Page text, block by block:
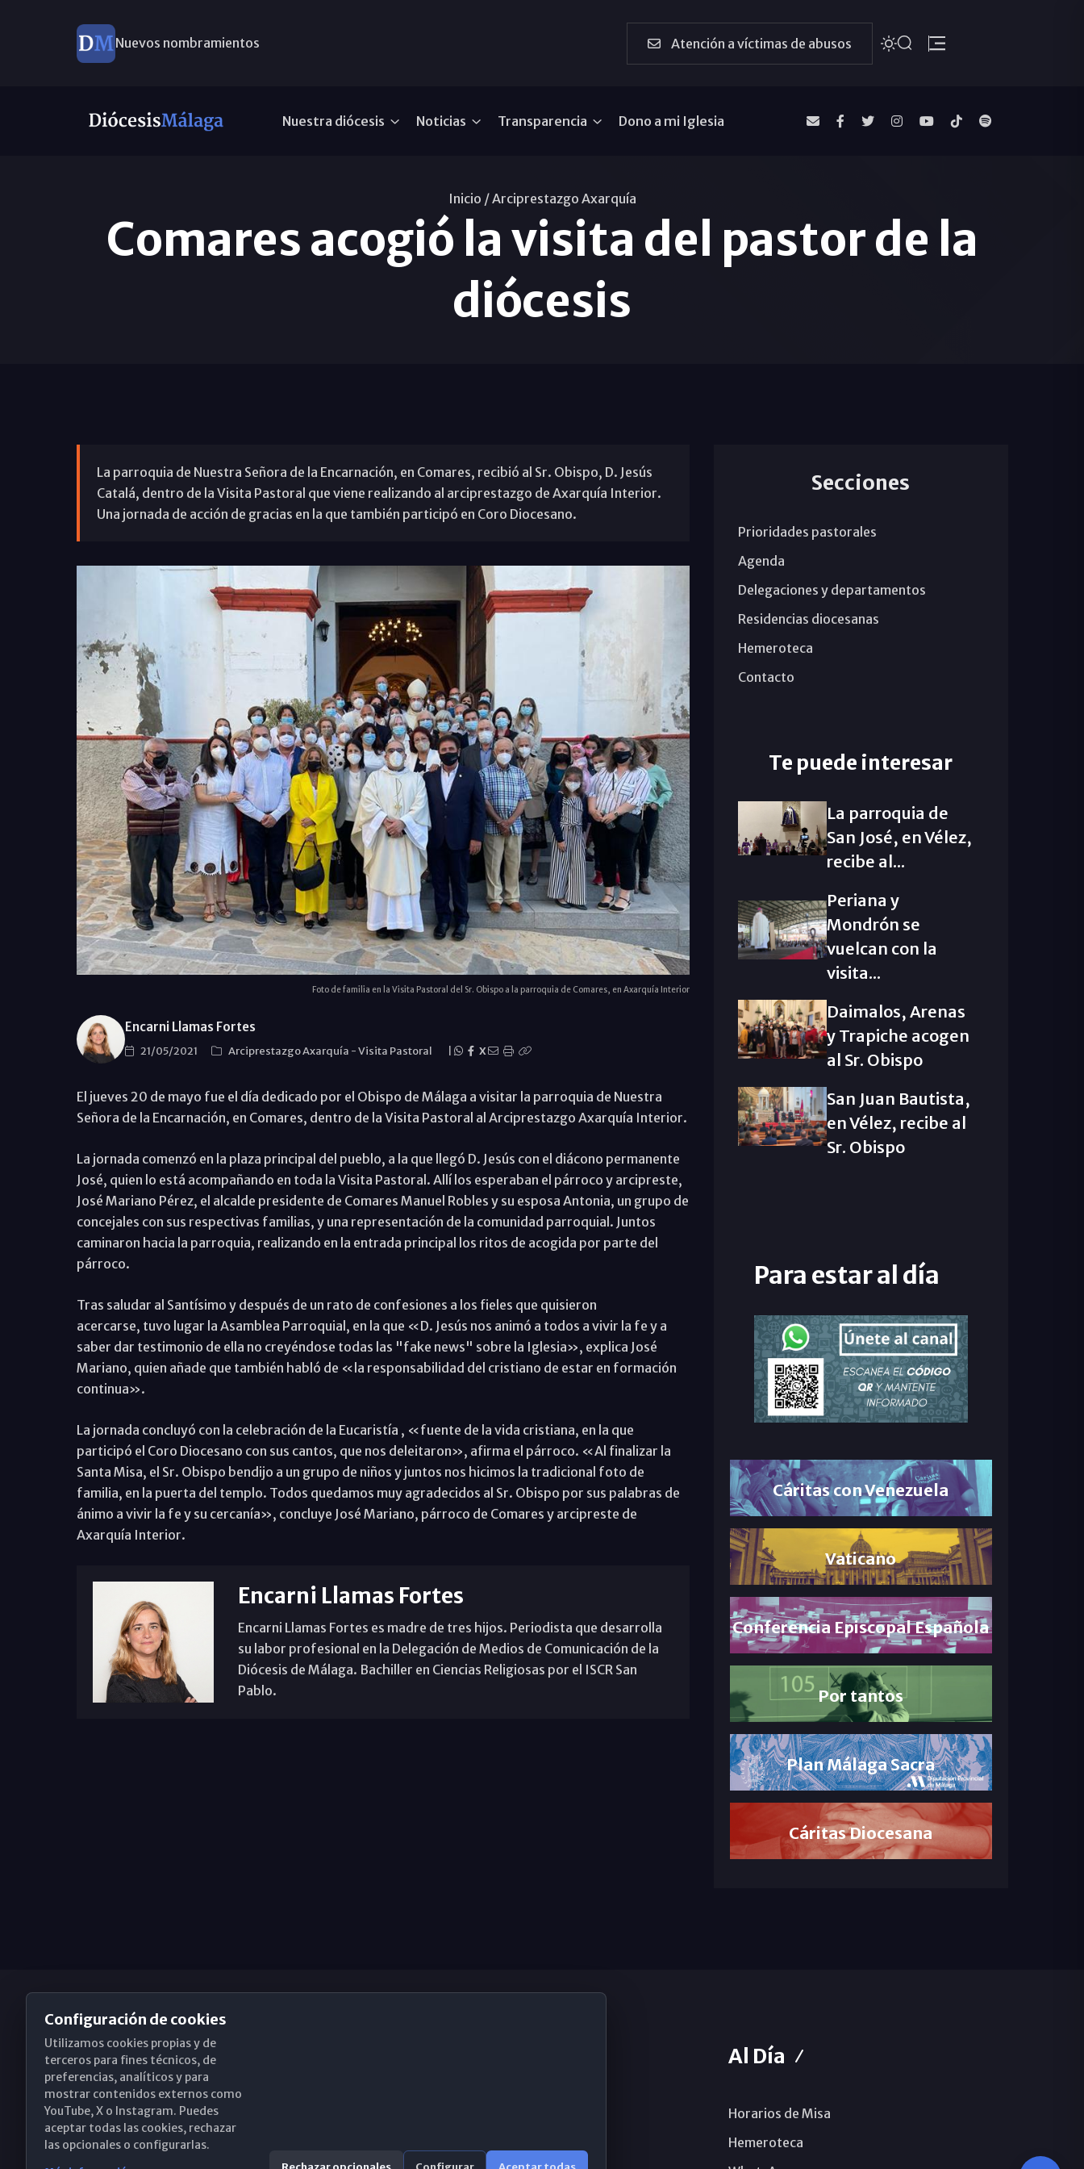
Nuevos nombramientos Atención a víctimas de abusos
Nuestra diócesis Noticias Transparencia Dono a mi Iglesia
Inicio /Arciprestazgo Axarquía
Comares acogió la visita del pastor de la
diócesis
La parroquia de Nuestra Señora de la Encarnación, en Comares, recibió al Sr. Obispo, D. Jesús
Catalá, dentro de la Visita Pastoral que viene realizando al arciprestazgo de Axarquía Interior.
Una jornada de acción de gracias en la que también participó en Coro Diocesano.
Foto de familia en la Visita Pastoral del Sr. Obispo a la parroquia de Comares, en Axarquía Interior
Encarni Llamas Fortes
21/05/2021 Arciprestazgo Axarquía -Visita Pastoral X
El jueves 20 de mayo fue el día dedicado por el Obispo de Málaga a visitar la parroquia de Nuestra
Señora de la Encarnación, en Comares, dentro de la Visita Pastoral al Arciprestazgo Axarquía Interior.
La jornada comenzó en la plaza principal del pueblo, a la que llegó D. Jesús con el diácono permanente
José, quien lo está acompañando en toda la Visita Pastoral. Allí los esperaban el párroco y arcipreste,
José Mariano Pérez, el alcalde presidente de Comares Manuel Robles y su esposa Antonia, un grupo de
concejales con sus respectivas familias, y una representación de la comunidad parroquial. Juntos
caminaron hacia la parroquia, realizando en la entrada principal los ritos de acogida por parte del
párroco.
Tras saludar al Santísimo y después de un rato de confesiones a los fieles que quisieron
acercarse, tuvo lugar la Asamblea Parroquial, en la que «D. Jesús nos animó a todos a vivir la fe y a
saber dar testimonio de ella no creyéndose todas las "fake news" sobre la Iglesia», explica José
Mariano, quien añade que también habló de «la responsabilidad del cristiano de estar en formación
continua».
La jornada concluyó con la celebración de la Eucaristía , «fuente de la vida cristiana, en la que
participó el Coro Diocesano con sus cantos, que nos deleitaron», afirma el párroco. «Al finalizar la
Santa Misa, el Sr. Obispo bendijo a un grupo de niños y juntos nos hicimos la tradicional foto de
familia, en la puerta del templo. Todos quedamos muy agradecidos al Sr. Obispo por sus palabras de
ánimo a vivir la fe y su cercanía», concluye José Mariano, párroco de Comares y arcipreste de
Axarquía Interior.
Encarni Llamas Fortes
Encarni Llamas Fortes es madre de tres hijos. Periodista que desarrolla
su labor profesional en la Delegación de Medios de Comunicación de la
Diócesis de Málaga. Bachiller en Ciencias Religiosas por el ISCR San
Pablo.
Secciones
Prioridades pastorales
Agenda
Delegaciones y departamentos
Residencias diocesanas
Hemeroteca
Contacto
Te puede interesar
La parroquia de
San José, en Vélez,
recibe al...
Periana y
Mondrón se
vuelcan con la
visita...
Daimalos, Arenas
y Trapiche acogen
al Sr. Obispo
San Juan Bautista,
en Vélez, recibe al
Sr. Obispo
Para estar al día
Cáritas con Venezuela
Vaticano
Conferencia Episcopal Española
Por tantos
Plan Málaga Sacra
Cáritas Diocesana
Obispado de Málaga
Santa María, 18-20. 29015 Málaga
(+34) 952 224 386
Al Día
Horarios de Misa
Hemeroteca
Configuración de cookies
Utilizamos cookies propias y de
terceros para fines técnicos, de
preferencias, analíticos y para
mostrar contenidos externos como
YouTube, X o Instagram. Puedes
aceptar todas las cookies, rechazar
las opcionales o configurarlas.